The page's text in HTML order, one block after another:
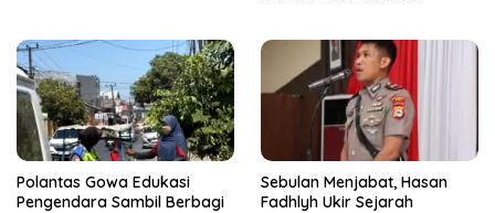
Polantas Gowa Edukasi
Pengendara Sambil Berbagi
Sebulan Menjabat, Hasan
Fadhlyh Ukir Sejarah